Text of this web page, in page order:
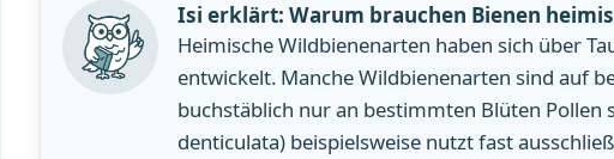
Isi erklärt: Warum brauchen Bienen
Heimische Wildbienenarten haben sich über
entwickelt. Manche Wildbienenarten sind auf
buchstäblich nur an bestimmten Blüten Pollen
denticulata) beispielsweise nutzt fast